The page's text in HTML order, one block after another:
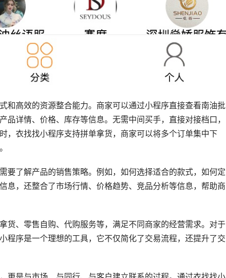
和高效的资源整合能力。商家可以通过小程序直接查看南油批
详情、价格、库存等信息。无需中间买手，直接对接档口，
，衣找找小程序支持拼单拿货，商家可以将多个订单集中下
要了解产品的销售策略。例如，如何选择适合的款式，如何定
息，还整合了市场行情、价格趋势、竞品分析等信息，帮助商
货、零售自购、代购服务等，满足不同商家的经营需求。对于
程序是一个理想的工具，它不仅简化了交易流程，还提升了交